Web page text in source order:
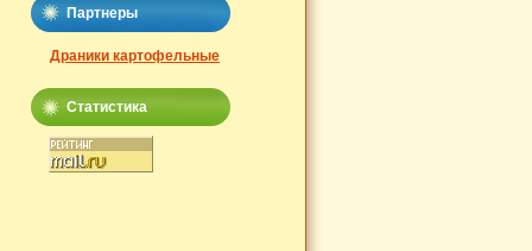
Партнеры
Драники картофельные
Статистика